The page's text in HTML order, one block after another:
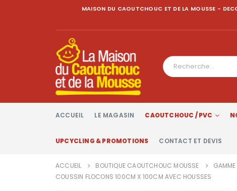
MAISON DU CAOUTCHOUC ET DE LA MOUSSE -
ACCUEIL LE MAGASIN CAOUTCHOUC / PVC
UPCYCLING & PROMOTIONS CONTACT ET DEVIS
ACCUEIL BOUTIQUE CAOUTCHOUC MOUSSE
COUSSIN FLOCONS 100CM X 100CM AVEC HOUSSES